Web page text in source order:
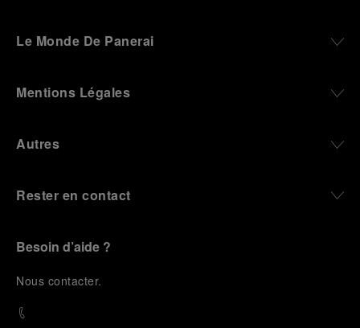
Le Monde De Panerai
Mentions Légales
Autres
Rester en contact
Besoin d’aide ?
Nous contacter.